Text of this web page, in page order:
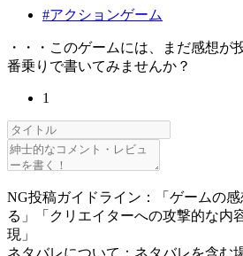
#アクションゲーム
・・・このゲームには、まだ感想が
番乗りで書いてみませんか？
1
NG投稿ガイドライン：「ゲームの
る」「クリエイターへの攻撃的な内
現」
ネタバレについて：ネタバレを含む